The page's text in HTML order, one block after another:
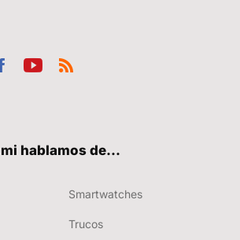
hablamos de...
Smartwatches
Trucos